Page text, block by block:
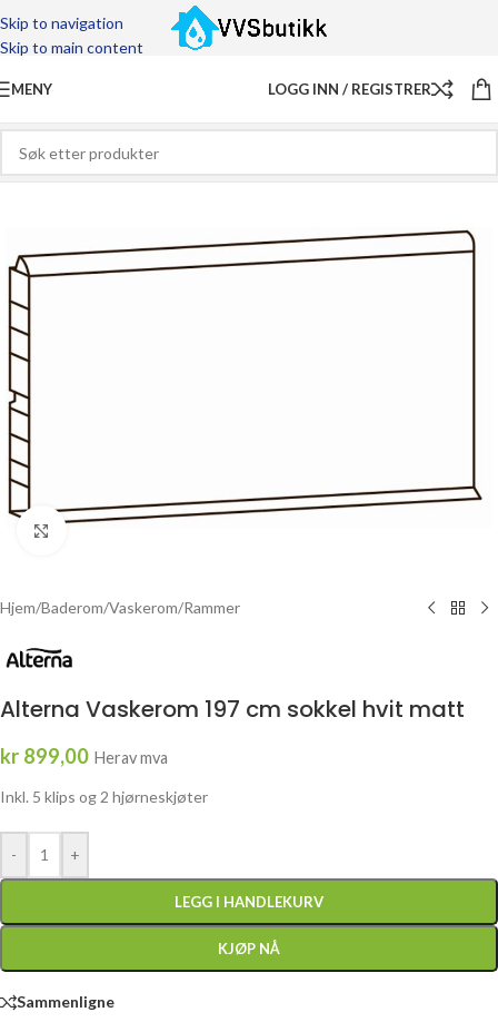
Skip to navigation
Skip to main content
MENY LOGG INN / REGISTRER
Hjem/Baderom/Vaskerom/Rammer
Alterna Vaskerom 197 cm sokkel hvit matt
kr 899,00 Herav mva
Inkl. 5 klips og 2 hjørneskjøter
- +
LEGG I HANDLEKURV
KJØP NÅ
Sammenligne